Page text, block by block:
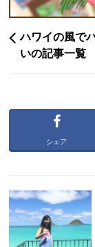
ハワイの風で
いの記事一覧
シェア